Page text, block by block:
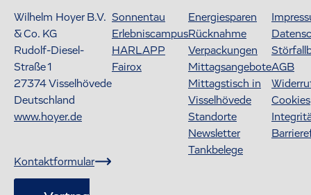
Wilhelm Hoyer B.V.
& Co. KG
Rudolf-Diesel-
Straße 1
27374Visselhövede
Deutschland
www.hoyer.de
Kontaktformular
Sonnentau
Erlebniscampus
HARLAPP
Fairox
Energiesparen
Rücknahme
Verpackungen
Mittagsangebote
Mittagstisch in
Visselhövede
Standorte
Newsletter
Tankbelege
AGB
Cookies